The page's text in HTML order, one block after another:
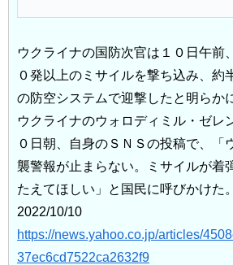
ウクライナの国防次官は１０日午前
０発以上のミサイルを撃ち込み、約
の防空システムで迎撃したと明らか
ウクライナのウォロディミル・ゼレ
０日朝、自身のＳＮＳの投稿で、「
襲警報が止まらない。ミサイルが着
たえてほしい」と国民に呼びかけた。
2022/10/10
https://news.yahoo.co.jp/articles/
37ec6cd7522ca2632f9